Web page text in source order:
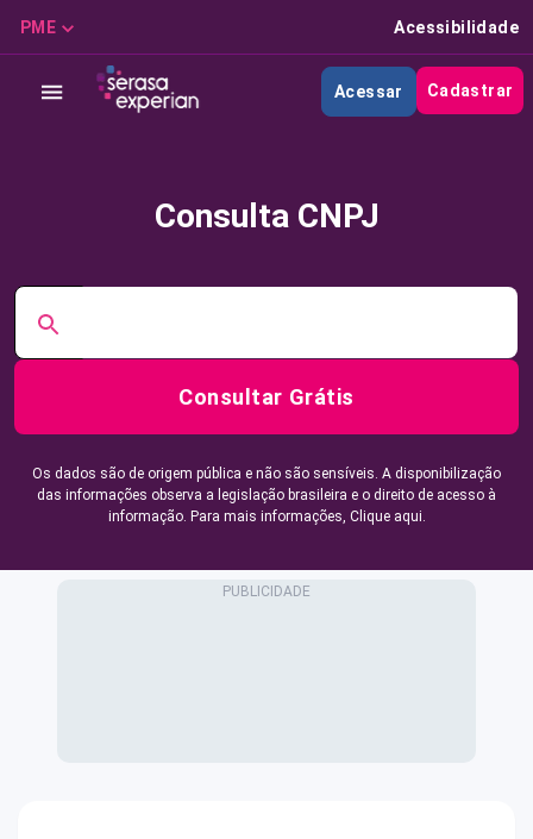
PME Acessibilidade
Acessar Cadastrar
Consulta CNPJ
Consultar Grátis
Os dados são de origem pública e não são sensíveis. A disponibilização
das informações observa a legislação brasileira e o direito de acesso à
informação. Para mais informações, Clique aqui.